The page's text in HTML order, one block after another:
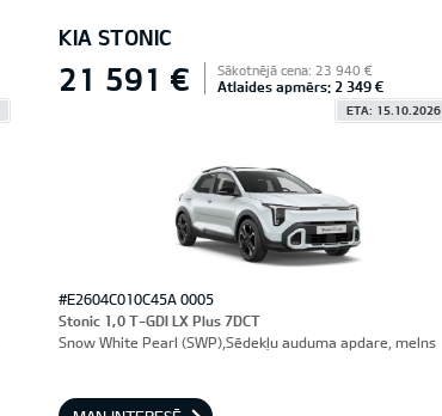
KIA STONIC
21 591 € Sākotnējā cena: 23 940 €
Atlaides apmērs: 2 349 €
ETA: 15.10.2026
#E2604C010C45A 0005
Stonic 1,0 T-GDI LX Plus 7DCT
Snow White Pearl (SWP),Sēdekļu auduma apdare, melns